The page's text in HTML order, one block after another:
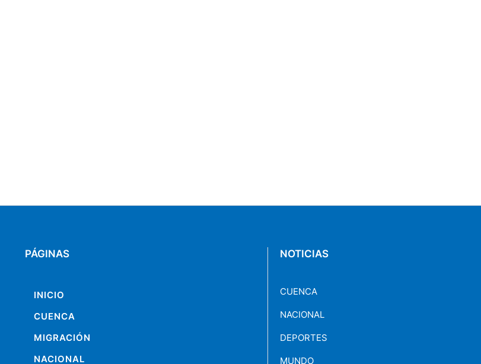
PÁGINAS
INICIO
CUENCA
MIGRACIÓN
NACIONAL
NOTICIAS
CUENCA
NACIONAL
DEPORTES
MUNDO